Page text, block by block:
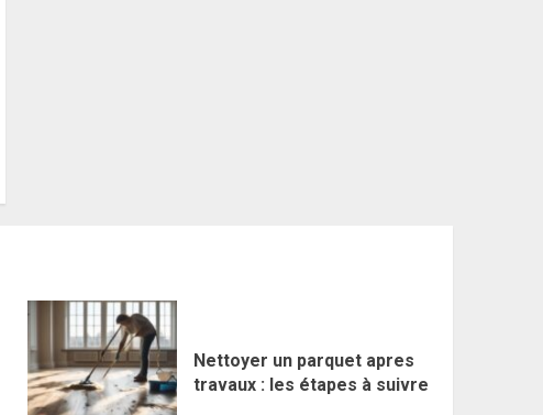
Nettoyer un parquet apres
travaux : les étapes à suivre